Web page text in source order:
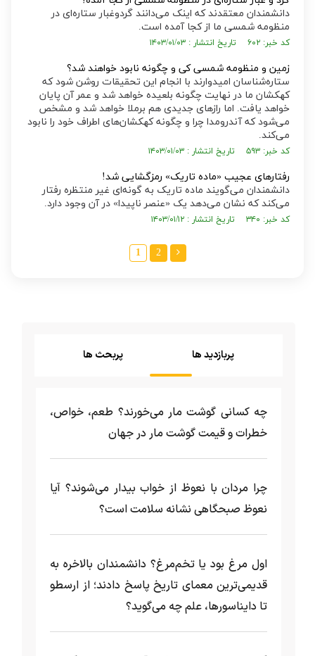
دانشمندان معتقدند که اینک می‌دانند گردوغبار ستاره‌ای در
منظومه شمسی ما از کجا آمده است.
کد خبر: ۶۰۲ تاریخ انتشار : ۱۴۰۳/۰۱/۰۳
زمین و منظومه شمسی کی و چگونه نابود خواهند شد؟
ستاره‌شناسان امیدوارند با انجام این تحقیقات روشن شود که
کهکشان ما در نهایت چگونه بلعیده خواهد شد و عمر آن پایان
خواهد یافت. اما راز‌های جدیدی هم برملا خواهد شد و مشخص
می‌شود که آندرومدا چرا و چگونه کهکشان‌های اطراف خود را نابود
می‌کند.
کد خبر: ۵۹۳ تاریخ انتشار : ۱۴۰۳/۰۱/۰۳
رفتارهای عجیب «ماده تاریک» رمزگشایی شد!
دانشمندان می‌گویند ماده تاریک به گونه‌ای غیر منتظره رفتار
می‌کند که نشان می‌دهد یک «عنصر ناپیدا» در آن وجود دارد.
کد خبر: ۳۴۰ تاریخ انتشار : ۱۴۰۳/۰۱/۱۲
1 2
پربازدید ها پربحث ها
چه کسانی گوشت مار می‌خورند؟ طعم، خواص،
خطرات و قیمت گوشت مار در جهان
چرا مردان با نعوظ از خواب بیدار می‌شوند؟ آیا
نعوظ صبحگاهی نشانه سلامت است؟
اول مرغ بود یا تخم‌مرغ؟ دانشمندان بالاخره به
قدیمی‌ترین معمای تاریخ پاسخ دادند؛ از ارسطو
تا دایناسورها، علم چه می‌گوید؟